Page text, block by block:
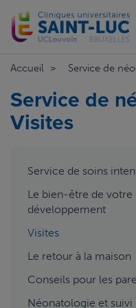
au
contenu
Accueil Service de
Service de
Visites
aside
Service de soins
Le bien-être de votre
développement
Visites
Le retour à la maison
Conseils pour les
Néonatologie et suivi